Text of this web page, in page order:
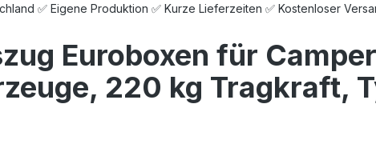
✅ Eigene Produktion ✅ Kurze Lieferzeiten ✅ Kostenloser
Euroboxen für
220 kg Tragkraft,